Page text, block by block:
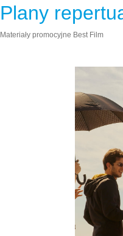
Plany
Materiały promocyjne Best Film